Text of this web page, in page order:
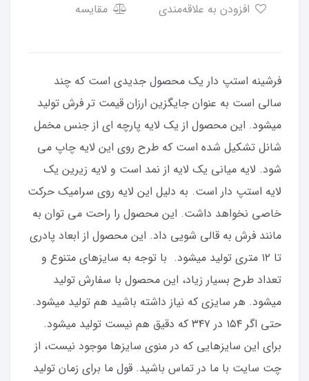
مقایسه
فرشینه استپ دار یک محصول جدیدی است که چند
سالی است به عنوان جایگزین ارزان قیمت تر فرش تولید
میشود. این محصول از یک لایه پارچه ای از جنس مخمل
شانل تشکیل شده است که طرح روی این لایه چاپ می
شود. لایه میانی یک لایه از نمد است و لایه زیرین یک
لایه استپ دار است. به دلیل این لایه روی سرامیک حرکت
خاصی نخواهد داشت. این محصول را راحت می توان به
مانند فرش به قالی شویی داد. این محصول از ابعاد پادری
تا ۱۲ متری تولید میشود. با توجه به سایزهای متنوع و
تعداد طرح بسیار زیاد، این محصول با سفارش تولید
میشود. هر سایزی که نیاز داشته باشید هم تولید میشود.
حتی اگر ۱۵۴ در ۳۴۷ که دقیق هم نیست تولید میشود.
برای این سایزهایی که در منوی سایزها موجود نیست، از
چت سایت با ما در تماس باشید. قول ما برای زمان تولید